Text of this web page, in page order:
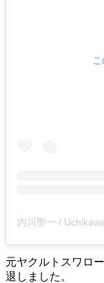
元ヤクルトスワロ
退しました。